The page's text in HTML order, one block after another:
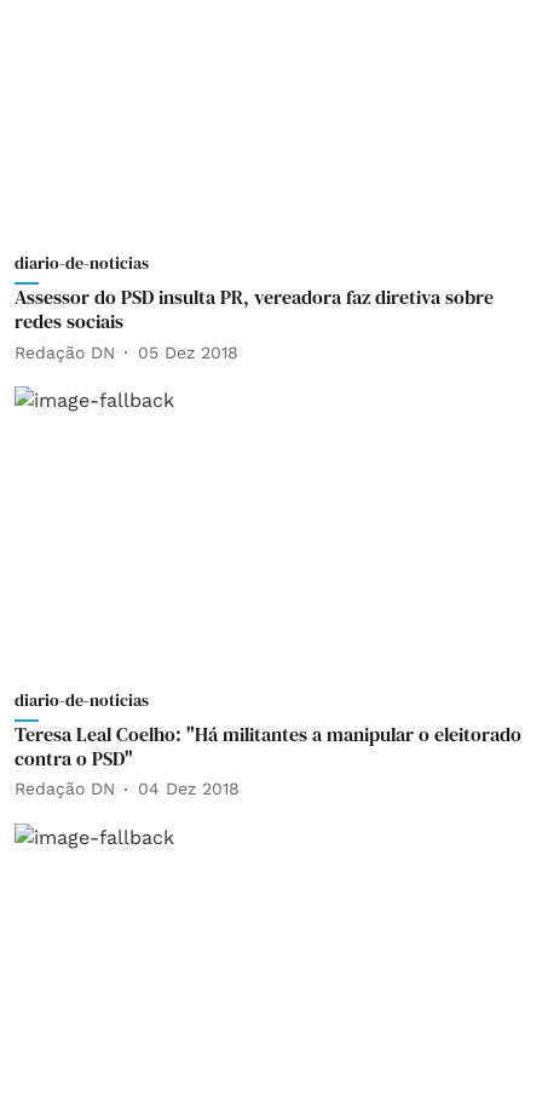
diario-de-noticias
Assessor do PSD insulta PR, vereadora faz diretiva sobre
redes sociais
Redação DN 05 Dez 2018
diario-de-noticias
Teresa Leal Coelho: "Há militantes a manipular o eleitorado
contra o PSD"
Redação DN 04 Dez 2018